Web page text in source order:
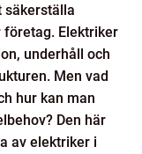
säkerställa
Elektriker
underhåll och
Men vad
hur kan man
Den här
av elektriker i